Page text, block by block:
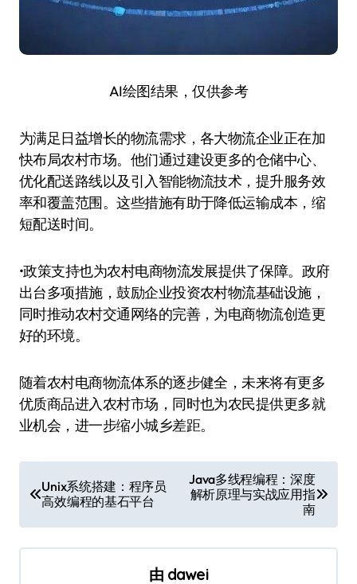
AI绘图结果，仅供参考
为满足日益增长的物流需求，各大物流企业正在加
快布局农村市场。他们通过建设更多的仓储中心、
优化配送路线以及引入智能物流技术，提升服务效
率和覆盖范围。这些措施有助于降低运输成本，缩
短配送时间。
•政策支持也为农村电商物流发展提供了保障。政府
出台多项措施，鼓励企业投资农村物流基础设施，
同时推动农村交通网络的完善，为电商物流创造更
好的环境。
随着农村电商物流体系的逐步健全，未来将有更多
优质商品进入农村市场，同时也为农民提供更多就
业机会，进一步缩小城乡差距。
章
导
航
Unix系统搭建：程序员
高效编程的基石平台
Java多线程编程：深度
解析原理与实战应用指
南
由 dawei